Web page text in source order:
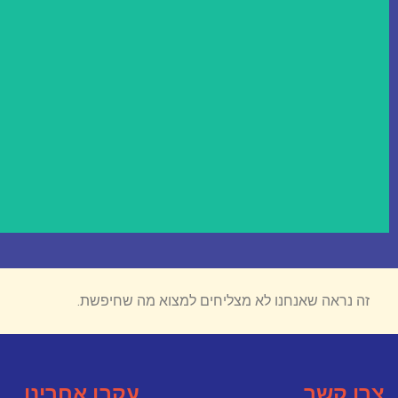
זה נראה שאנחנו לא מצליחים למצוא מה שחיפשת.